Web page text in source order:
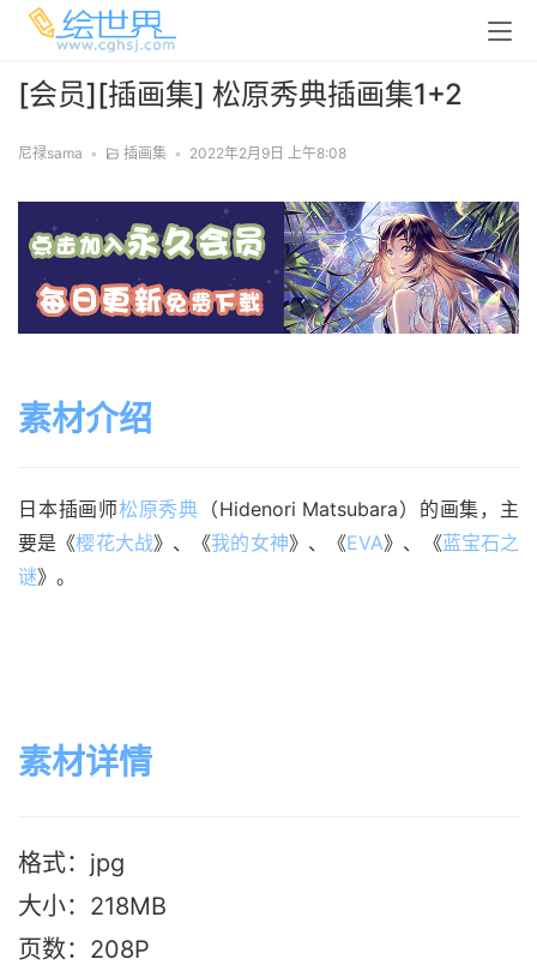
[会员][插画集] 松原秀典插画集1+2
尼禄sama • 插画集 • 2022年2月9日 上午8:08
素材介绍
日本插画师松原秀典 （Hidenori Matsubara）的画集，主
要是《樱花大战》、《我的女神》、《EVA》、《蓝宝石之
谜》。
素材详情
格式：jpg
大小：218MB
页数：208P